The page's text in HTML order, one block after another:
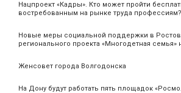
Нацпроект «Кадры». Кто может пройти
востребованным на рынке труда профессиям?
Новые меры социальной поддержки в
регионального проекта «Многодетная семья»
Женсовет города Волгодонска
На Дону будут работать пять площадок